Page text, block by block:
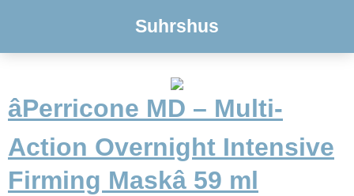
Suhrshus
âPerricone MD – Multi-
Action Overnight Intensive
Firming Maskâ 59 ml